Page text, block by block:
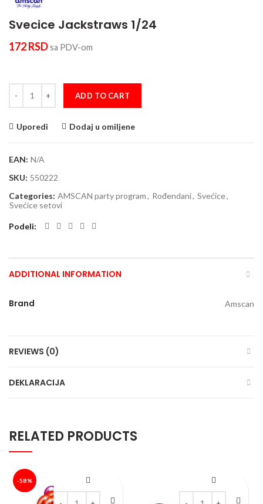
Svecice Jackstraws 1/24
172RSDsa PDV-om
ADD TO CART
Uporedi Dodaj u omiljene
EAN: N/A
SKU: 550222
Categories: AMSCAN party program, Rođendani, Svećice,
Svećice setovi
Podeli
ADDITIONAL INFORMATION
Brand Amscan
REVIEWS (0)
DEKLARACIJA
RELATED PRODUCTS
-58%
Tijare Barbie set 1/6 quantity Gumeni baloni "I love